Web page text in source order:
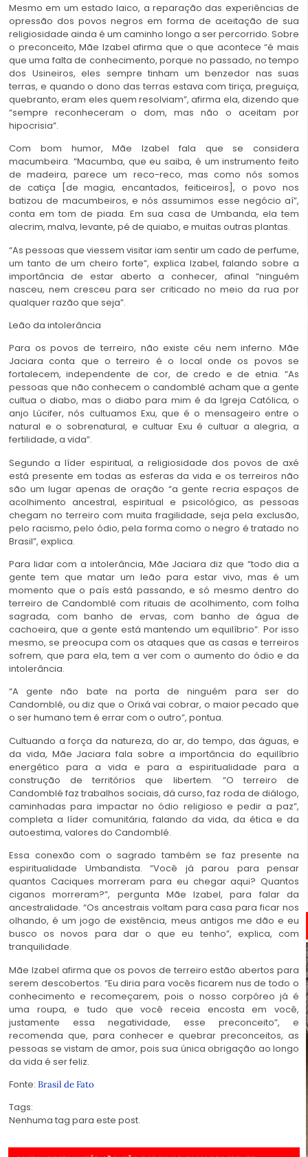
Mesmo em um estado laico, a reparação das experiências de
opressão dos povos negros em forma de aceitação de sua
religiosidade ainda é um caminho longo a ser percorrido. Sobre
o preconceito, Mãe Izabel afirma que o que acontece “é mais
que uma falta de conhecimento, porque no passado, no tempo
dos Usineiros, eles sempre tinham um benzedor nas suas
terras, e quando o dono das terras estava com tiriça, preguiça,
quebranto, eram eles quem resolviam”, afirma ela, dizendo que
“sempre reconheceram o dom, mas não o aceitam por
hipocrisia”.
Com bom humor, Mãe Izabel fala que se considera
macumbeira. “Macumba, que eu saiba, é um instrumento feito
de madeira, parece um reco-reco, mas como nós somos
de catiça [de magia, encantados, feiticeiros], o povo nos
batizou de macumbeiros, e nós assumimos esse negócio aí”,
conta em tom de piada. Em sua casa de Umbanda, ela tem
alecrim, malva, levante, pé de quiabo, e muitas outras plantas.
“As pessoas que viessem visitar iam sentir um cado de perfume,
um tanto de um cheiro forte”, explica Izabel, falando sobre a
importância de estar aberto a conhecer, afinal “ninguém
nasceu, nem cresceu para ser criticado no meio da rua por
qualquer razão que seja”.
Leão da intolerância
Para os povos de terreiro, não existe céu nem inferno. Mãe
Jaciara conta que o terreiro é o local onde os povos se
fortalecem, independente de cor, de credo e de etnia. “As
pessoas que não conhecem o candomblé acham que a gente
cultua o diabo, mas o diabo para mim é da Igreja Católica, o
anjo Lúcifer, nós cultuamos Exu, que é o mensageiro entre o
natural e o sobrenatural, e cultuar Exu é cultuar a alegria, a
fertilidade, a vida”.
Segundo a líder espiritual, a religiosidade dos povos de axé
está presente em todas as esferas da vida e os terreiros não
são um lugar apenas de oração “a gente recria espaços de
acolhimento ancestral, espiritual e psicológico, as pessoas
chegam no terreiro com muita fragilidade, seja pela exclusão,
pelo racismo, pelo ódio, pela forma como o negro é tratado no
Brasil”, explica.
Para lidar com a intolerância, Mãe Jaciara diz que “todo dia a
gente tem que matar um leão para estar vivo, mas é um
momento que o país está passando, e só mesmo dentro do
terreiro de Candomblé com rituais de acolhimento, com folha
sagrada, com banho de ervas, com banho de água de
cachoeira, que a gente está mantendo um equilíbrio”. Por isso
mesmo, se preocupa com os ataques que as casas e terreiros
sofrem, que para ela, tem a ver com o aumento do ódio e da
intolerância.
“A gente não bate na porta de ninguém para ser do
Candomblé, ou diz que o Orixá vai cobrar, o maior pecado que
o ser humano tem é errar com o outro”, pontua.
Cultuando a força da natureza, do ar, do tempo, das águas, e
da vida, Mãe Jaciara fala sobre a importância do equilíbrio
energético para a vida e para a espiritualidade para a
construção de territórios que libertem. “O terreiro de
Candomblé faz trabalhos sociais, dá curso, faz roda de diálogo,
caminhadas para impactar no ódio religioso e pedir a paz”,
completa a líder comunitária, falando da vida, da ética e da
autoestima, valores do Candomblé.
Essa conexão com o sagrado também se faz presente na
espiritualidade Umbandista. “Você já parou para pensar
quantos Caciques morreram para eu chegar aqui? Quantos
ciganos morreram?”, pergunta Mãe Izabel, para falar da
ancestralidade. “Os ancestrais voltam para casa para ficar nos
olhando, é um jogo de existência, meus antigos me dão e eu
busco os novos para dar o que eu tenho”, explica, com
tranquilidade.
Mãe Izabel afirma que os povos de terreiro estão abertos para
serem descobertos. “Eu diria para vocês ficarem nus de todo o
conhecimento e recomeçarem, pois o nosso corpóreo já é
uma roupa, e tudo que você receia encosta em você,
justamente essa negatividade, esse preconceito”, e
recomenda que, para conhecer e quebrar preconceitos, as
pessoas se vistam de amor, pois sua única obrigação ao longo
da vida é ser feliz.
Fonte: Brasil de Fato
Tags:
Nenhuma tag para este post.